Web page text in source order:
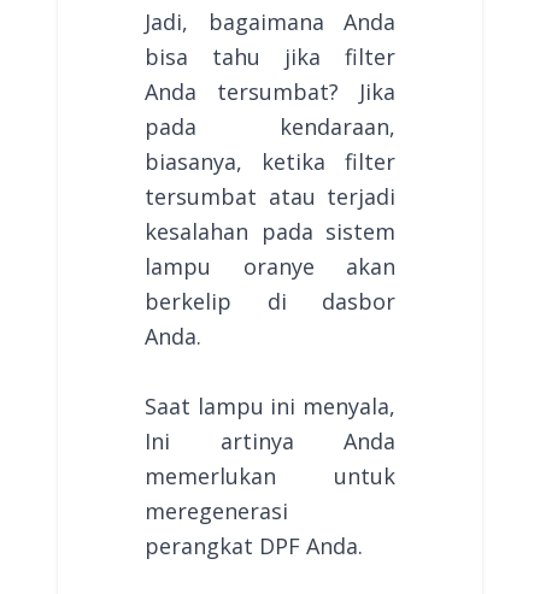
Jadi, bagaimana Anda
bisa tahu jika filter
Anda tersumbat? Jika
pada kendaraan,
biasanya, ketika filter
tersumbat atau terjadi
kesalahan pada sistem
lampu oranye akan
berkelip di dasbor
Anda.
Saat lampu ini menyala,
Ini artinya Anda
memerlukan untuk
meregenerasi
perangkat DPF Anda.